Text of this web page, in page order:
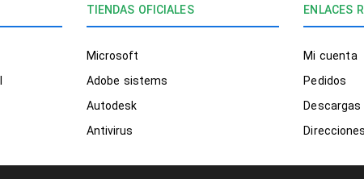
TIENDAS OFICIALES
Microsoft
Adobe sistems
Autodesk
Antivirus
ENLACES
Mi cuenta
Pedidos
Descargas
Direcciones